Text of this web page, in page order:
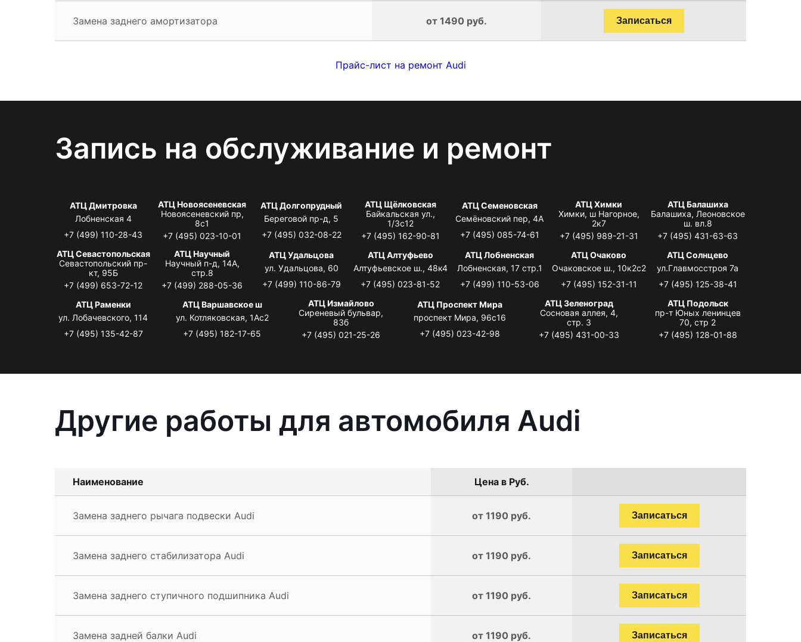
Замена заднего амортизатора от 1490 руб. Записаться
Прайс-лист на ремонт Audi
Запись на обслуживание и ремонт
АТЦ Дмитровка
Лобненская 4
+7 (499) 110-28-43
АТЦ Новоясеневская
Новоясеневский пр,
8с1
+7 (495) 023-10-01
АТЦ Долгопрудный
Береговой пр-д, 5
+7 (495) 032-08-22
АТЦ Щёлковская
Байкальская ул.,
1/3с12
+7 (495) 162-90-81
АТЦ Семеновская
Семёновский пер, 4А
+7 (495) 085-74-61
АТЦ Химки
Химки, ш Нагорное,
2к7
+7 (495) 989-21-31
АТЦ Балашиха
Балашиха, Леоновское
ш. вл.8
+7 (495) 431-63-63
АТЦ Севастопольская
Севастопольский пр-
кт, 95Б
+7 (499) 653-72-12
АТЦ Научный
Научный п-д, 14А,
стр.8
+7 (499) 288-05-36
АТЦ Удальцова
ул. Удальцова, 60
+7 (499) 110-86-79
АТЦ Алтуфьево
Алтуфьевское ш., 48к4
+7 (495) 023-81-52
АТЦ Лобненская
Лобненская, 17 стр.1
+7 (499) 110-53-06
АТЦ Очаково
Очаковское ш., 10к2с2
+7 (495) 152-31-11
АТЦ Солнцево
ул.Главмосстроя 7а
+7 (495) 125-38-41
АТЦ Раменки
ул. Лобачевского, 114
+7 (495) 135-42-87
АТЦ Варшавское ш
ул. Котляковская, 1Ас2
+7 (495) 182-17-65
АТЦ Измайлово
Сиреневый бульвар,
83б
+7 (495) 021-25-26
АТЦ Проспект Мира
проспект Мира, 96с16
+7 (495) 023-42-98
АТЦ Зеленоград
Сосновая аллея, 4,
стр. 3
+7 (495) 431-00-33
АТЦ Подольск
пр-т Юных ленинцев
70, стр 2
+7 (495) 128-01-88
Другие работы для автомобиля Audi
Наименование Цена в Руб.
Замена заднего рычага подвески Audi от 1190 руб. Записаться
Замена заднего стабилизатора Audi от 1190 руб. Записаться
Замена заднего ступичного подшипника Audi от 1190 руб. Записаться
Замена задней балки Audi от 1190 руб. Записаться